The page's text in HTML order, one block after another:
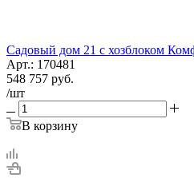
Садовый дом 21 с хозблоком
Арт.: 170481
548 757 руб.
/шт
В корзину